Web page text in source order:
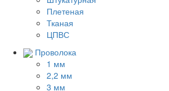
Плетеная
Тканая
ЦПВС
Проволока
1 мм
2,2 мм
3 мм